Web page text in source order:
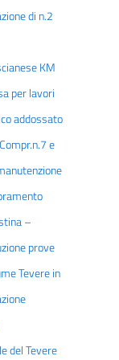
di n.2
KM
per lavori
addossato
e
–
prove
Tevere in
del Tevere